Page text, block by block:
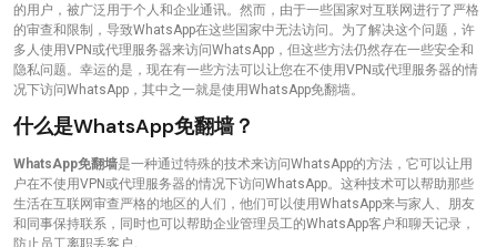
的用户，被广泛用于个人和企业通讯。然而，由于一些国家对互联网进行了严格
的审查和限制，导致WhatsApp在这些国家中无法访问。为了解决这个问题，许
多人使用VPN或代理服务器来访问WhatsApp，但这些方法仍然存在一些安全和
隐私问题。幸运的是，现在有一些方法可以让您在不使用VPN或代理服务器的情
况下访问WhatsApp，其中之一就是使用WhatsApp免翻墙。
什么是WhatsApp免翻墙？
WhatsApp免翻墙是一种通过特殊的技术来访问WhatsApp的方法，它可以让用
户在不使用VPN或代理服务器的情况下访问WhatsApp。这种技术可以帮助那些
生活在互联网审查严格的地区的人们，他们可以使用WhatsApp来与家人、朋友
和同事保持联系，同时也可以帮助企业管理员工的WhatsApp客户和聊天记录，
防止员工离职丢客户。